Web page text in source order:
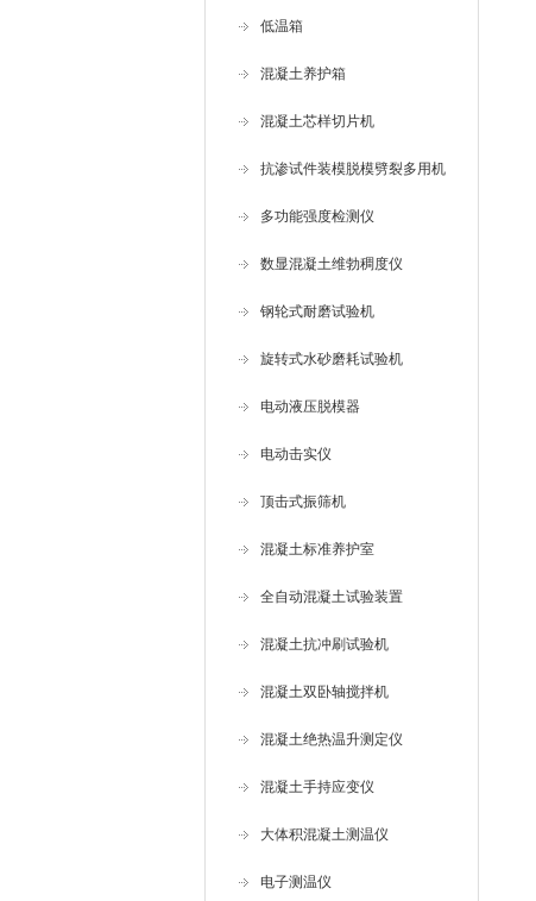
低温箱
混凝土养护箱
混凝土芯样切片机
抗渗试件装模脱模劈裂多用机
多功能强度检测仪
数显混凝土维勃稠度仪
钢轮式耐磨试验机
旋转式水砂磨耗试验机
电动液压脱模器
电动击实仪
顶击式振筛机
混凝土标准养护室
全自动混凝土试验装置
混凝土抗冲刷试验机
混凝土双卧轴搅拌机
混凝土绝热温升测定仪
混凝土手持应变仪
大体积混凝土测温仪
电子测温仪